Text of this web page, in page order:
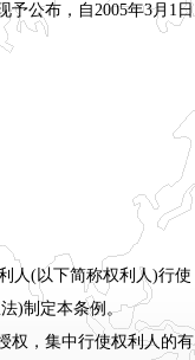
予公布，自2005年3月1日
人(以下简称权利人)行使
)制定本条例。
，集中行使权利人的有